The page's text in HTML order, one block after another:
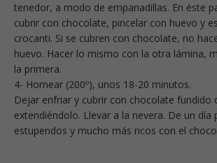
tenedor, a modo de empanadillas. En éste
cubrir con chocolate, pincelar con huevo y
crocanti. Si se cubren con chocolate, no
huevo. Hacer lo mismo con la otra lámina,
la primera.
4- Hornear (200º), unos 18-20 minutos.
Dejar enfriar y cubrir con chocolate fundido
extendiéndolo. Llevar a la nevera. De un día
estupendos y mucho más ricos con el